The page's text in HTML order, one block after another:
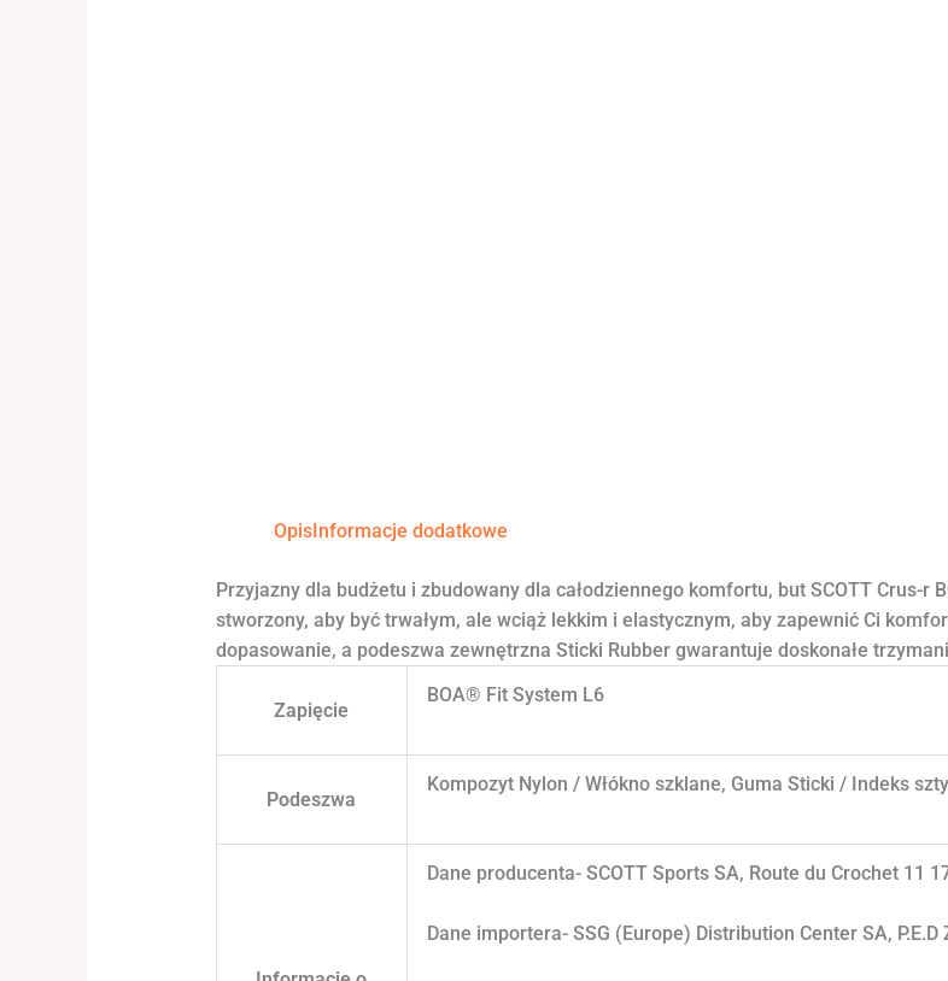
OpisInformacje dodatkowe
Przyjazny dla budżetu i zbudowany dla całodziennego komfortu, but SCOTT Crus-r
stworzony, aby być trwałym, ale wciąż lekkim i elastycznym, aby zapewnić Ci
dopasowanie, a podeszwa zewnętrzna Sticki Rubber gwarantuje doskonałe
Zapięcie
BOA® Fit System L6
Podeszwa
Kompozyt Nylon / Włókno szklane, Guma Sticki / Indeks
Dane producenta- SCOTT Sports SA, Route du Crochet 11
Dane importera- SSG (Europe) Distribution Center SA,